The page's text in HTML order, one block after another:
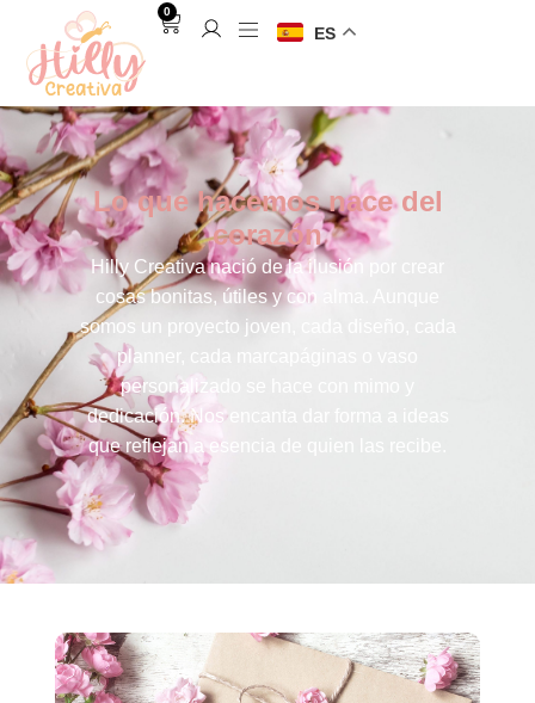
0
ES
Lo que hacemos nace del
corazón
Hilly Creativa nació de la ilusión por crear
cosas bonitas, útiles y con alma. Aunque
somos un proyecto joven, cada diseño, cada
planner, cada marcapáginas o vaso
personalizado se hace con mimo y
dedicación. Nos encanta dar forma a ideas
que reflejan a esencia de quien las recibe.